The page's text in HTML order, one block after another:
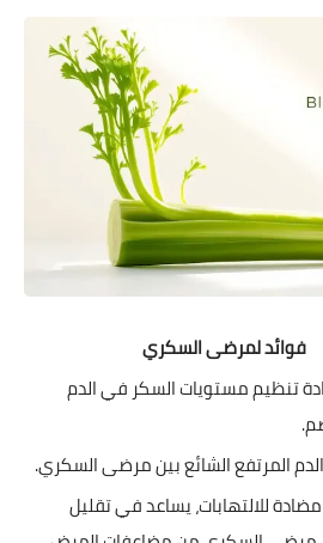
فوائد لمرضى السكري
تنظيم مستويات السكر في الدم
المرتفع الشائع بين مرضى السكري.
للالتهابات، يساعد في تقليل